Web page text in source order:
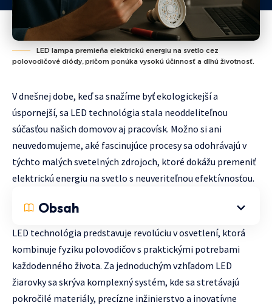
LED lampa premieňa elektrickú energiu na svetlo cez
polovodičové diódy, pričom ponúka vysokú účinnosť a dlhú životnosť.
V dnešnej dobe, keď sa snažíme byť ekologickejší a
úspornejší, sa LED technológia stala neoddeliteľnou
súčasťou našich domovov aj pracovísk. Možno si ani
neuvedomujeme, aké fascinujúce procesy sa odohrávajú v
týchto malých svetelných zdrojoch, ktoré dokážu premeniť
elektrickú energiu na svetlo s neuveriteľnou efektívnosťou.
Obsah
LED technológia predstavuje revolúciu v osvetlení, ktorá
kombinuje fyziku polovodičov s praktickými potrebami
každodenného života. Za jednoduchým vzhľadom LED
žiarovky sa skrýva komplexný systém, kde sa stretávajú
pokročilé materiály, precízne inžinierstvo a inovatívne